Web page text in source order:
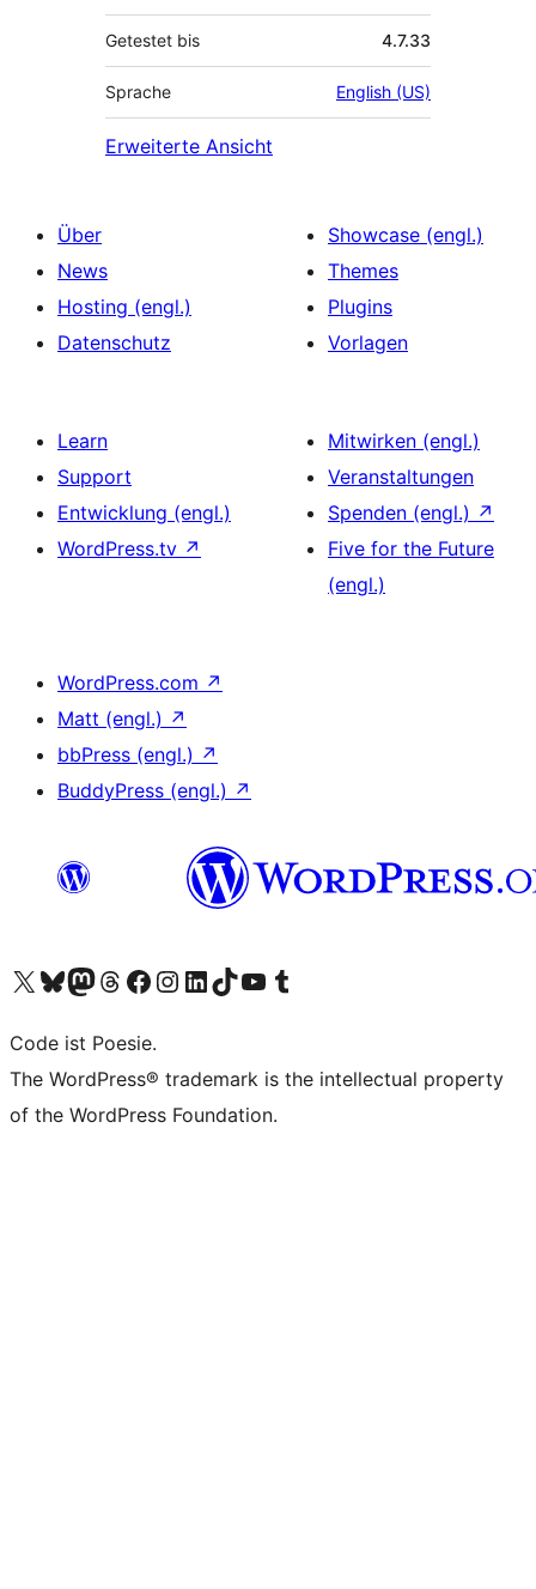
Getestet bis 4.7.33
Sprache English (US)
Erweiterte Ansicht
Über
News
Hosting (engl.)
Datenschutz
Showcase (engl.)
Themes
Plugins
Vorlagen
Learn
Support
Entwicklung (engl.)
WordPress.tv ↗
Mitwirken (engl.)
Veranstaltungen
Spenden (engl.) ↗
Five for the Future
(engl.)
WordPress.com ↗
Matt (engl.) ↗
bbPress (engl.) ↗
BuddyPress (engl.) ↗
Unser X-Konto (früher Twitter) besuchen
Unser Bluesky-Konto besuchen
Unser Mastodon-Konto besuchen
Unser Threads-Konto besuchen
Unsere Facebook-Seite besuchen
Unser Instagram-Konto besuchen
Unser LinkedIn-Konto besuchen
Unser TikTok-Konto besuchen
Unseren YouTube-Kanal besuchen
Unser Tumblr-Konto besuchen
Code ist Poesie.
The WordPress® trademark is the intellectual property
of the WordPress Foundation.